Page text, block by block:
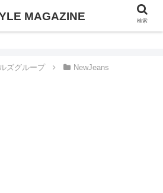
MAGAZINE
ズグループ NewJeans
MAGAZINE 検索